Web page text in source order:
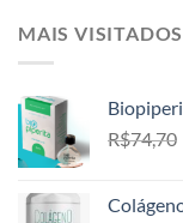
MAIS VISITADOS
R$74,70